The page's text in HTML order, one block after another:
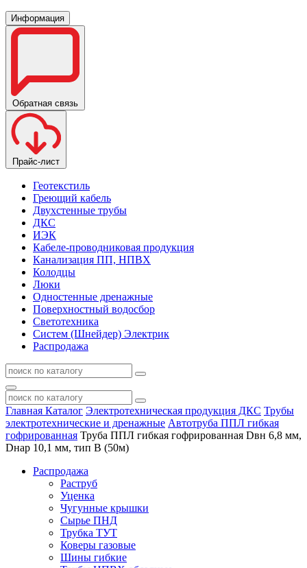
Информация
Обратная связь
Прайс-лист
Геотекстиль
Греющий кабель
Двухстенные трубы
ДКС
ИЭК
Кабеле-проводниковая продукция
Канализация ПП, НПВХ
Колодцы
Люки
Одностенные дренажные
Поверхностный водосбор
Светотехника
Систем (Шнейдер) Электрик
Распродажа
Главная Каталог Электротехническая продукция ДКС Трубы
электротехнические и дренажные Автотруба ППЛ гибкая
гофрированная Труба ППЛ гибкая гофрированная Dвн 6,8 мм,
Dнар 10,1 мм, тип B (50м)
Распродажа
Раструб
Уценка
Чугунные крышки
Сырье ПНД
Трубка ТУТ
Коверы газовые
Шины гибкие